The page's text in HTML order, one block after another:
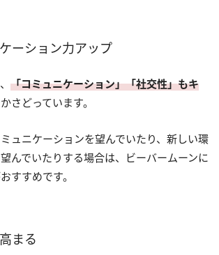
ーション力アップ
「コミュニケーション」「社交性」もキ
さどっています。
ュニケーションを望んでいたり、新しい環
んでいたりする場合は、ビーバームーンに
すすめです。
まる